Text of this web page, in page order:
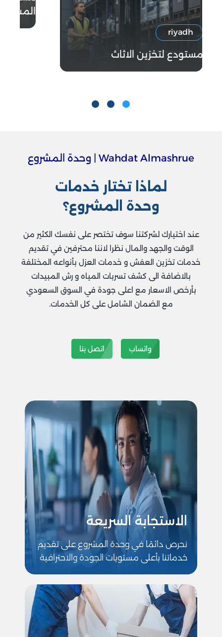
riyadh
مستودع لتخزين الاثاث
المشروع
Wahdat Almashrue | وحدة المشروع
لماذا تختار خدمات
وحدة المشروع؟
عند اختيارك لشركتنا سوف تختصر على نفسك الكثير من
الوقت والجهد والمال نظرا لاننا محترفين في تقديم
خدمات تخزين العفش و خدمات العزل بأنواعه المختلفة
بالاضافة الى كشف تسربات المياه و رش المبيدات
بأرخص الاسعار مع اعلى جودة في السوق السعودي
مع الضمان الشامل على كل الخدمات.
واتساب اتصل بنا
الاستجابة السريعة
نحرص دائمًا في وحدة المشروع على تقديم
خدماتنا بأعلى مستويات الجودة والاحترافية